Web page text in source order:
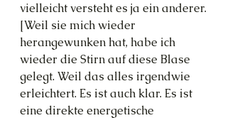
vielleicht versteht es ja ein anderer.
[Weil sie mich wieder
herangewunken hat, habe ich
wieder die Stirn auf diese Blase
gelegt. Weil das alles irgendwie
erleichtert. Es ist auch klar. Es ist
eine direkte energetische